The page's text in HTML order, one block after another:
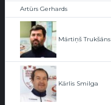
Artūrs Gerhards
Mārtiņš Trukšāns
Kārlis Smilga